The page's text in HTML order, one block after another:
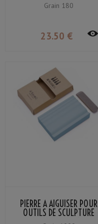
Grain 180
23.50 €
PIERRE À AIGUISER POUR
OUTILS DE SCULPTURE